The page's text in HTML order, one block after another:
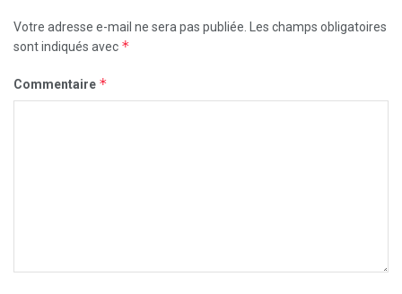
Votre adresse e-mail ne sera pas publiée.
Les champs obligatoires
sont indiqués avec *
Commentaire *